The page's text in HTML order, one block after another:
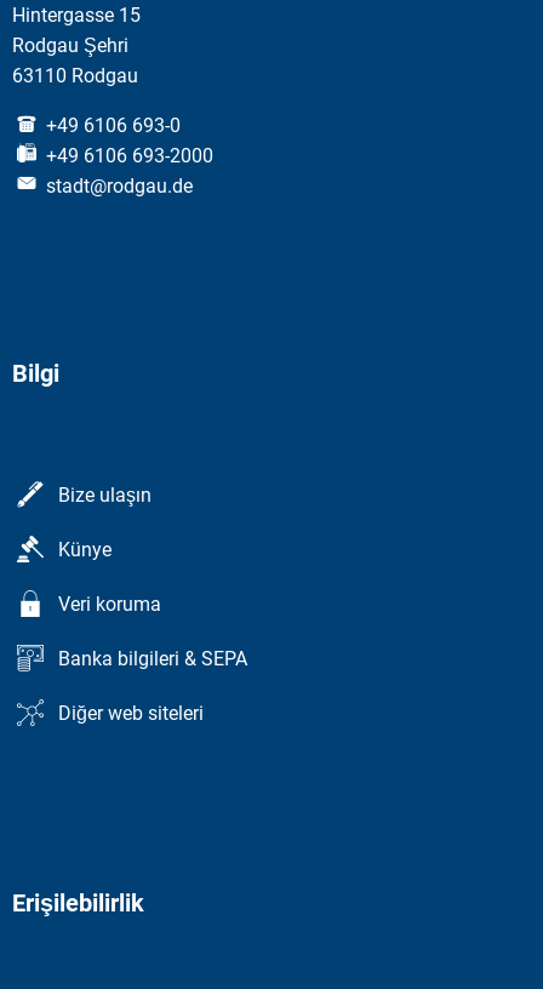
Hintergasse 15
Rodgau Şehri
63110 Rodgau
+49 6106 693-0
+49 6106 693-2000
stadt@rodgau.de
Bilgi
Bize ulaşın
Künye
Veri koruma
Banka bilgileri & SEPA
Diğer web siteleri
Erişilebilirlik